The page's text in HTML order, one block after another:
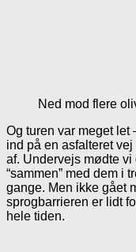
Ned mod flere
Og turen var meget let
ind på en asfalteret
af. Undervejs mødte
“sammen” med dem i
gange. Men ikke gået
sprogbarrieren er lidt
hele tiden.